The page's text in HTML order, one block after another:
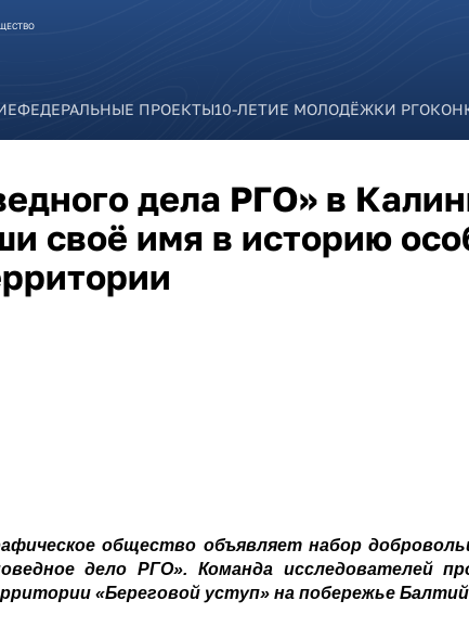
ФЕДЕРАЛЬНЫЕ ПРОЕКТЫ10-ЛЕТИЕ МОЛОДЁЖКИ РГО
дела РГО» в
своё имя в историю
общество объявляет набор
дело РГО». Команда исследователей
«Береговой уступ» на побережье